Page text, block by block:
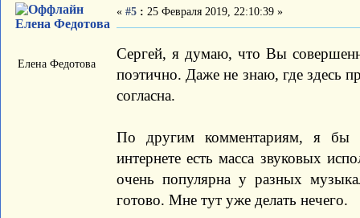
Елена Федотова
Елена Федотова
« #5 : 25 Февраля 2019, 22:10:39 »
Сергей, я думаю, что Вы
поэтично. Даже не знаю, где здесь
согласна.
По другим комментариям, я бы
интернете есть масса звуковых
очень популярна у разных
готово. Мне тут уже делать нечего.